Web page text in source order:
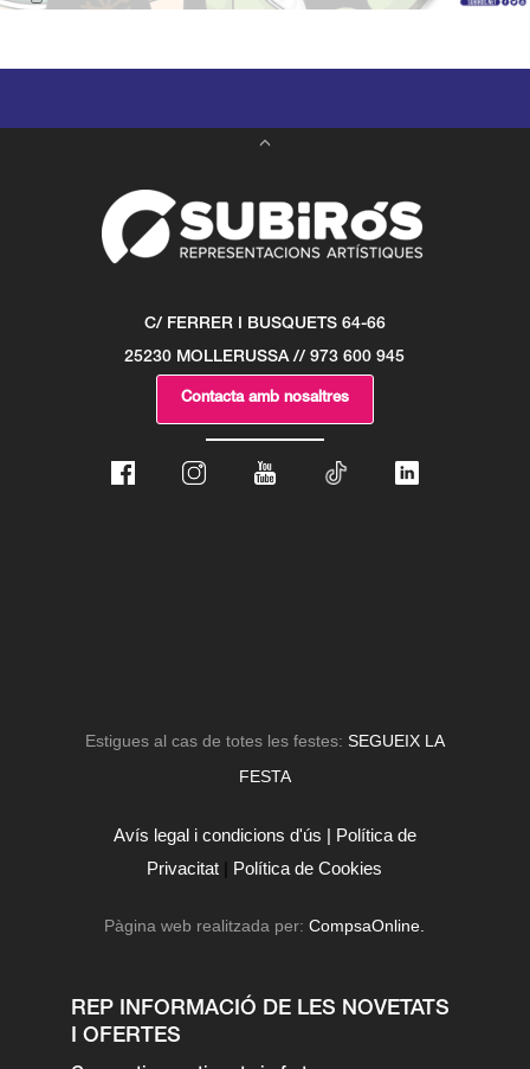
C/ FERRER I BUSQUETS 64-66
25230 MOLLERUSSA // 973 600 945
Contacta amb nosaltres
Estigues al cas de totes les festes: SEGUEIX LA
FESTA
Avís legal i condicions d'ús | Política de
Privacitat | Política de Cookies
Pàgina web realitzada per:CompsaOnline.
REP INFORMACIÓ DE LES NOVETATS
I OFERTES